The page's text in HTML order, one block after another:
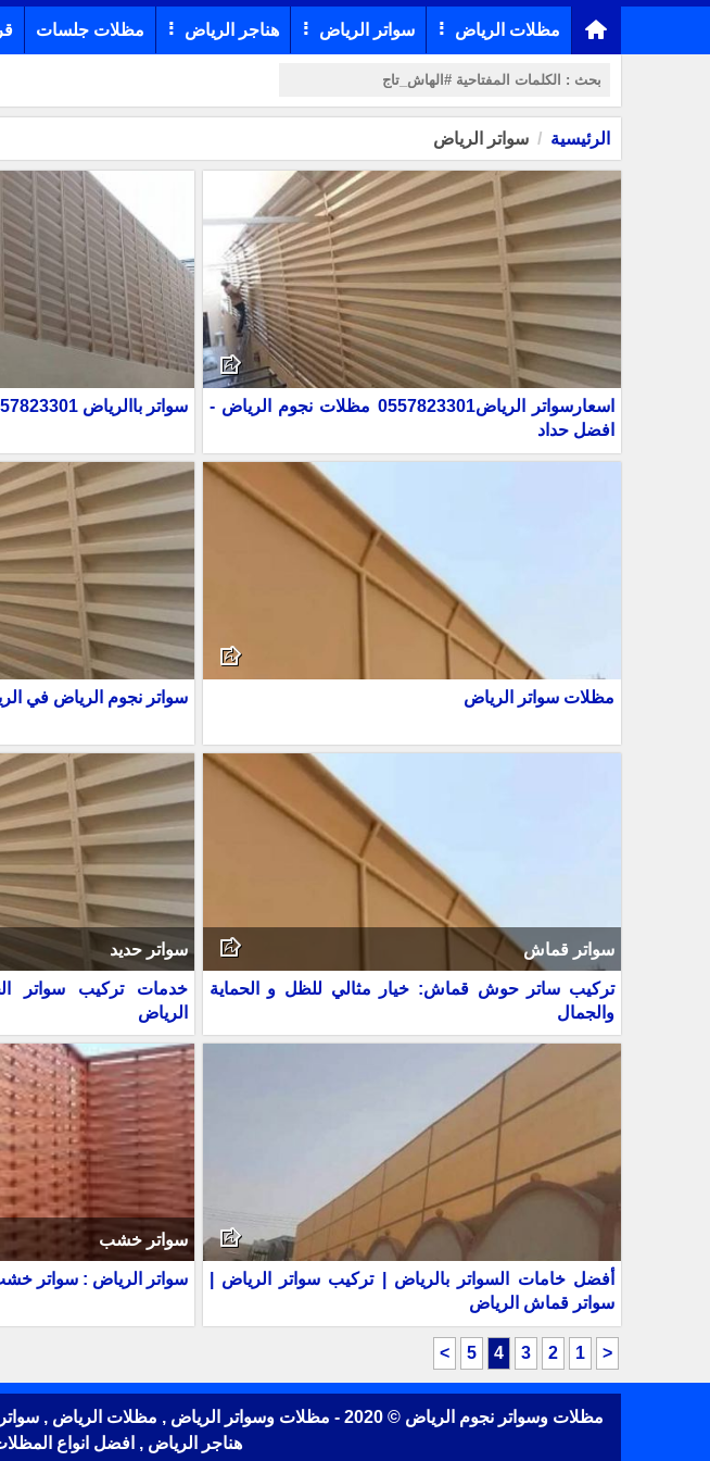
مظلات الرياض سواتر الرياض هناجر الرياض مظلات جلسات
الرئيسية سواتر الرياض
اسعارسواتر الرياض0557823301 مظلات نجوم الرياض -
افضل حداد
سواتر باالرياض 0557823301-تركيب سواتر باالرياض
مظلات سواتر الرياض سواتر نجوم الرياض في
سواتر قماش
تركيب ساتر حوش قماش: خيار مثالي للظل و الحماية
والجمال
سواتر حديد
خدمات تركيب سواتر
الرياض
أفضل خامات السواتر بالرياض | تركيب سواتر الرياض |
سواتر قماش الرياض
سواتر خشب
سواتر الرياض : سواتر خشب
<
1
2
3
4
5
>
مظلات وسواتر نجوم الرياض © 2020 - مظلات وسواتر
هناجر الرياض , افضل انواع